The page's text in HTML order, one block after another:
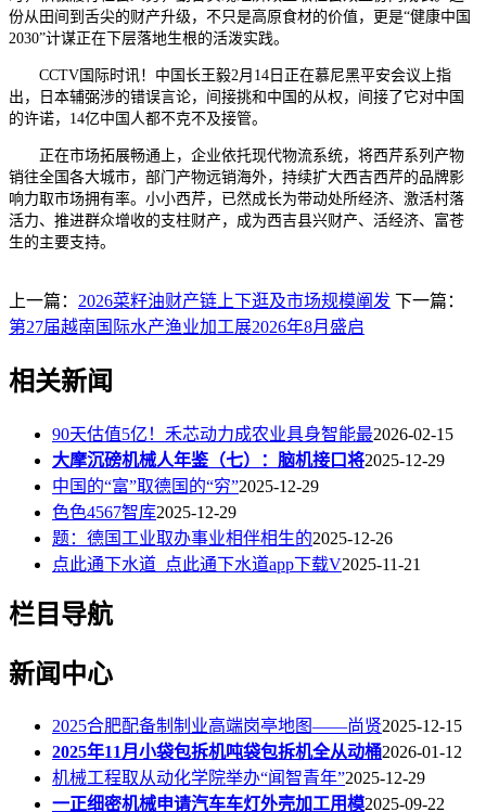
份从田间到舌尖的财产升级，不只是高原食材的价值，更是“健康中国
2030”计谋正在下层落地生根的活泼实践。
CCTV国际时讯！中国长王毅2月14日正在慕尼黑平安会议上指
出，日本辅弼涉的错误言论，间接挑和中国的从权，间接了它对中国
的许诺，14亿中国人都不克不及接管。
正在市场拓展畅通上，企业依托现代物流系统，将西芹系列产物
销往全国各大城市，部门产物远销海外，持续扩大西吉西芹的品牌影
响力取市场拥有率。小小西芹，已然成长为带动处所经济、激活村落
活力、推进群众增收的支柱财产，成为西吉县兴财产、活经济、富苍
生的主要支持。
上一篇： 2026菜籽油财产链上下逛及市场规模阐发 下一篇：
第27届越南国际水产渔业加工展2026年8月盛启
相关新闻
90天估值5亿！禾芯动力成农业具身智能最2026-02-15
大摩沉磅机械人年鉴（七）：脑机接口将2025-12-29
中国的“富”取德国的“穷”2025-12-29
色色4567智库2025-12-29
题：德国工业取办事业相伴相生的2025-12-26
点此通下水道_点此通下水道app下载V2025-11-21
栏目导航
新闻中心
2025合肥配备制制业高端岗亭地图——尚贤2025-12-15
2025年11月小袋包拆机吨袋包拆机全从动桶2026-01-12
机械工程取从动化学院举办“闻智青年”2025-12-29
一正细密机械申请汽车车灯外壳加工用模2025-09-22